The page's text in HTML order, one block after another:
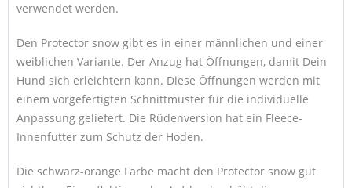
verwendet werden.
Den Protector snow gibt es in einer männlichen und einer
weiblichen Variante. Der Anzug hat Öffnungen, damit Dein
Hund sich erleichtern kann. Diese Öffnungen werden mit
einem vorgefertigten Schnittmuster für die individuelle
Anpassung geliefert. Die Rüdenversion hat ein Fleece-
Innenfutter zum Schutz der Hoden.
Die schwarz-orange Farbe macht den Protector snow gut